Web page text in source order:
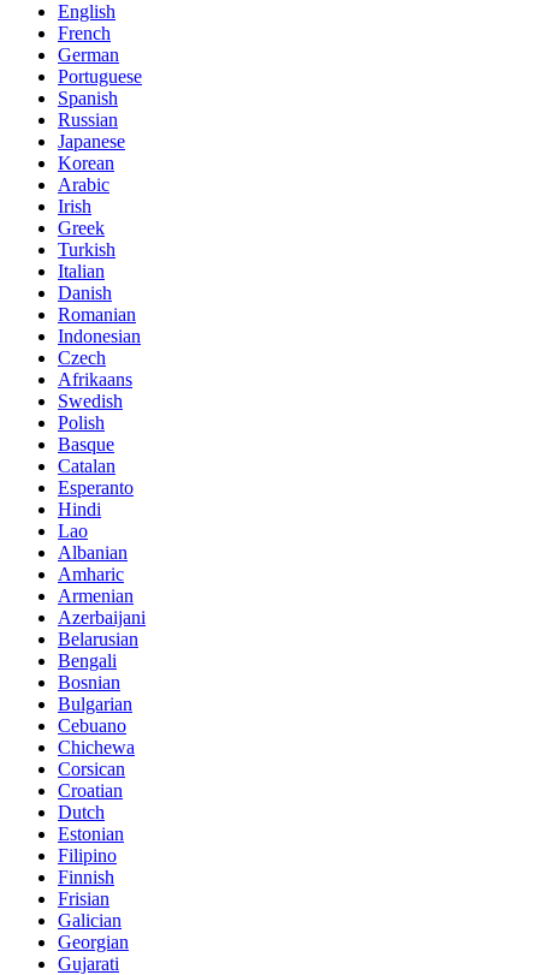
English
French
German
Portuguese
Spanish
Russian
Japanese
Korean
Arabic
Irish
Greek
Turkish
Italian
Danish
Romanian
Indonesian
Czech
Afrikaans
Swedish
Polish
Basque
Catalan
Esperanto
Hindi
Lao
Albanian
Amharic
Armenian
Azerbaijani
Belarusian
Bengali
Bosnian
Bulgarian
Cebuano
Chichewa
Corsican
Croatian
Dutch
Estonian
Filipino
Finnish
Frisian
Galician
Georgian
Gujarati